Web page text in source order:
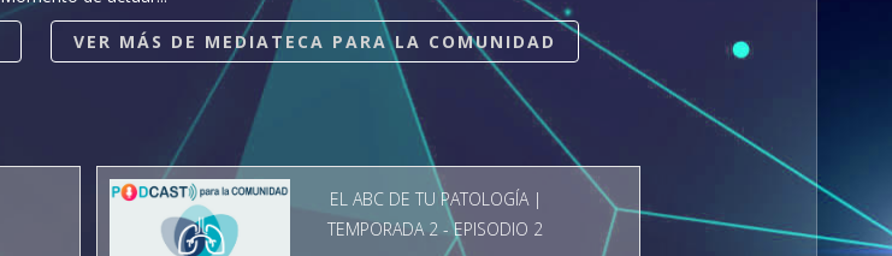
VER MÁS DE MEDIATECA PARA LA COMUNIDAD
EL ABC DE TU PATOLOGÍA |
TEMPORADA 2 - EPISODIO 2